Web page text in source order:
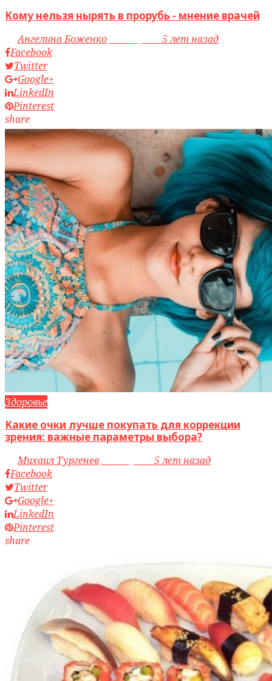
Кому нельзя нырять в прорубь - мнение врачей
byАнгелина Боженко
5 лет назад
Facebook
Twitter
Google+
LinkedIn
Pinterest
share
Здоровье
Какие очки лучше покупать для коррекции
зрения: важные параметры выбора?
byМихаил Тургенев
5 лет назад
Facebook
Twitter
Google+
LinkedIn
Pinterest
share